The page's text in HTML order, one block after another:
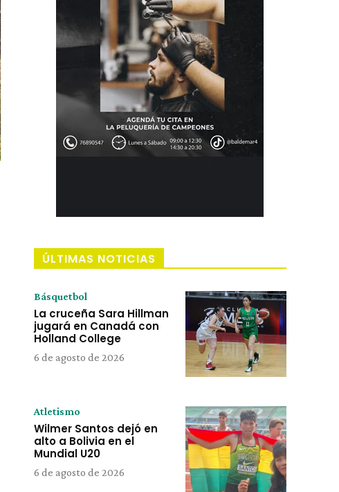
ÚLTIMAS NOTICIAS
Básquetbol
La cruceña Sara Hillman
jugará en Canadá con
Holland College
6 de agosto de 2026
Atletismo
Wilmer Santos dejó en
alto a Bolivia en el
Mundial U20
6 de agosto de 2026